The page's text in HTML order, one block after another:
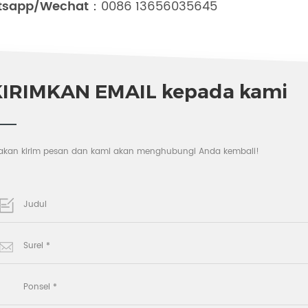
Wechat： 0086 13656035645
EMAIL kepada kami
kirim pesan dan kami akan menghubungi Anda kembali!